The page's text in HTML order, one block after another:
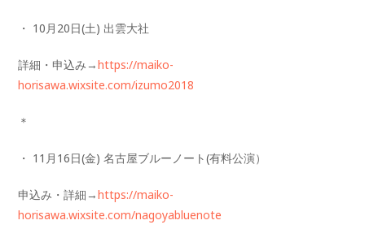
・ 10月20日(土) 出雲大社
詳細・申込み→https://maiko-
horisawa.wixsite.com/izumo2018
＊
・ 11月16日(金) 名古屋ブルーノート(有料公演）
申込み・詳細→https://maiko-
horisawa.wixsite.com/nagoyabluenote